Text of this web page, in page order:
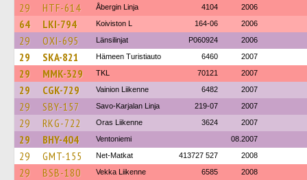
29 HTF-614 Åbergin Linja 4104 2006
64 LKI-794 Koiviston L 164-06 2006
29 OXI-695 Länsilinjat P060924 2006
29 SKA-821 Hämeen Turistiauto 6460 2007
29 MMK-329 TKL 70121 2007
29 CGK-729 Vainion Liikenne 6482 2007
29 SBY-157 Savo-Karjalan Linja 219-07 2007
29 RKG-722 Oras Liikenne 3624 2007
29 BHY-404 Ventoniemi 08.2007
29 GMT-155 Net-Matkat 413727 527 2008
29 BSB-180 Vekka Liikenne 6585 2008